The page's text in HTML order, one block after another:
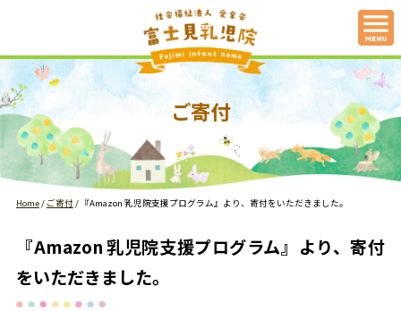
ご寄付
Home/ ご寄付/ 『Amazon 乳児院支援プログラム』より、寄付をいただきました。
『Amazon 乳児院支援プログラム』より、寄付
をいただきました。